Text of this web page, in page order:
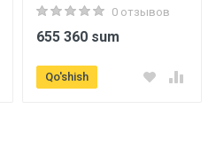
0 отзывов
655 360 sum
Qo'shish